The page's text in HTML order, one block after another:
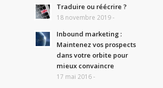
Traduire ou réécrire ?
18 novembre 2019 -
Inbound marketing :
Maintenez vos prospects
dans votre orbite pour
mieux convaincre
17 mai 2016 -